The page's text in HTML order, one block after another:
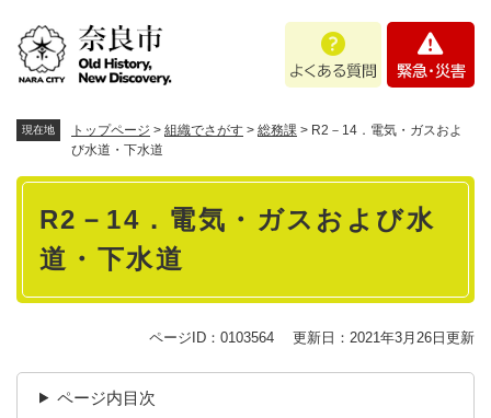
あ
問
・
現在地 トップページ > 組織でさがす > 総務課 > R2－14．電気・ガスおよ
び水道・下水道
本
R2－14．電気・ガスおよび水
道・下水道
ページID：0103564 更新日：2021年3月26日更新
ページ内目次